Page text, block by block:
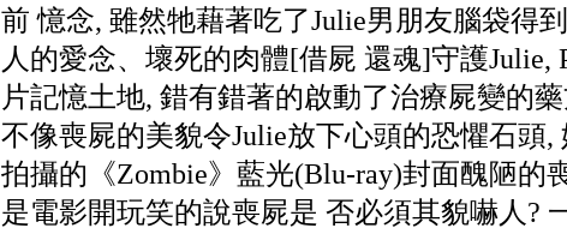
前 憶念, 雖然牠藉著吃了Julie男朋友腦袋得
人的愛念、壞死的肉體[借屍 還魂]守護Julie,
片記憶土地, 錯有錯著的啟動了治療屍變的
不像喪屍的美貌令Julie放下心頭的恐懼石頭,
拍攝的《Zombie》藍光(Blu-ray)封面醜陋的
是電影開玩笑的說喪屍是 否必須其貌嚇人?